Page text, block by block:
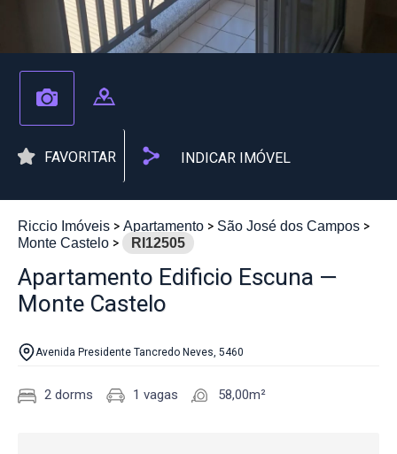
FAVORITAR INDICAR IMÓVEL
Riccio Imóveis Apartamento
São José dos Campos
Monte Castelo
RI12505
Apartamento Edificio Escuna —
Monte Castelo
Avenida Presidente Tancredo Neves, 5460
2 dorms 1 vagas 58,00m²